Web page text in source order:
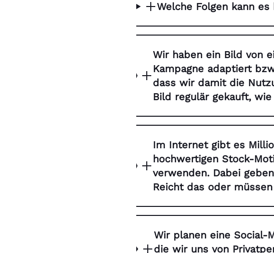
Welche Folgen kann
Wir haben ein Bild von
Kampagne adaptiert
dass wir damit die
Bild regulär gekauft,
Im Internet gibt es
hochwertigen Stock-
verwenden. Dabei
Reicht das oder
Wir planen eine Social-
die wir uns von